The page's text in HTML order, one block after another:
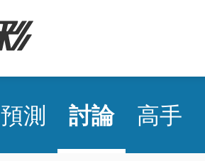
預測 討論 高手